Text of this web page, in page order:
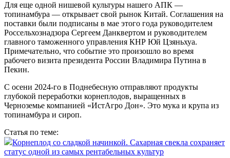
Для еще одной нишевой культуры нашего АПК —
топинамбура — открывает свой рынок Китай. Соглашения на
поставки были подписаны в мае этого года руководителем
Россельхознадзора Сергеем Данквертом и руководителем
главного таможенного управления КНР Юй Цзяньхуа.
Примечательно, что событие это произошло во время
рабочего визита президента России Владимира Путина в
Пекин.
С осени 2024‑го в Поднебесную отправляют продукты
глубокой переработки корнеплодов, выращенных в
Черноземье компанией «ИстАгро Дон». Это мука и крупа из
топинамбура и сироп.
Статья по теме:
Корнеплод со сладкой начинкой. Сахарная свекла сохраняет
статус одной из самых рентабельных культур